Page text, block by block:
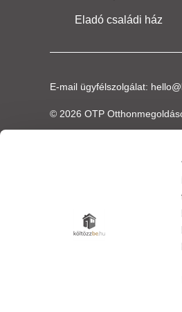
Eladó családi ház
E-mail ügyfélszolgálat:
© 2026 OTP